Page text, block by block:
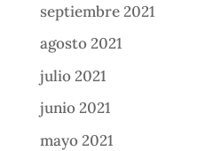
septiembre 2021
agosto 2021
julio 2021
junio 2021
mayo 2021